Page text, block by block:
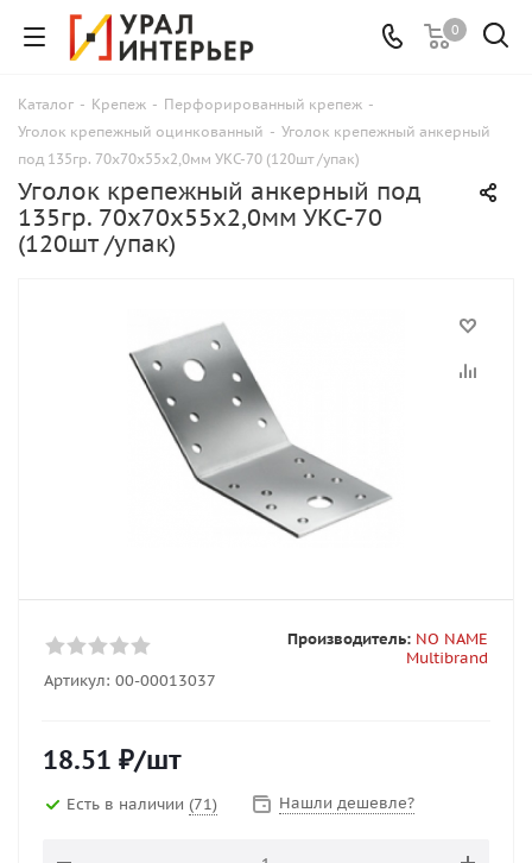
0
Каталог - Крепеж - Перфорированный крепеж -
Уголок крепежный оцинкованный - Уголок крепежный анкерный
под 135гр. 70х70х55х2,0мм УКС-70 (120шт /упак)
Уголок крепежный анкерный под
135гр. 70х70х55х2,0мм УКС-70
(120шт /упак)
Артикул: 00-00013037
Производитель: NO NAME
Multibrand
18.51 ₽/шт
Есть в наличии (71) Нашли дешевле?